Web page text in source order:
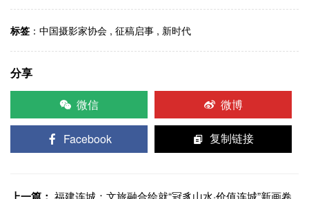
标签 ： 中国摄影家协会 , 征稿启事 , 新时代
分享
微信
微博
Facebook 复制链接
福建连城：文旅融合绘就“冠豸山水·价值连城”新画卷